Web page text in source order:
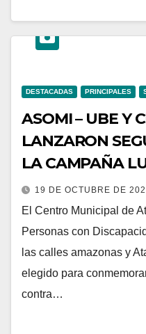
DESTACADAS PRINCIPALES
ASOMI – UBE Y
LANZARON SEGUNDA EDICIÓN DE
LA CAMPAÑA
19 DE OCTUBRE DE
El Centro Municipal de
Personas con
las calles amazonas y
elegido para
contra…